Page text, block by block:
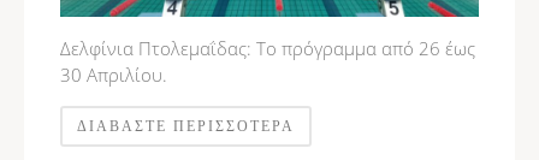
Δελφίνια Πτολεμαΐδας: Το πρόγραμμα από 26 έως
30 Απριλίου.
ΔΙΑΒΆΣΤΕ ΠΕΡΙΣΣΌΤΕΡΑ